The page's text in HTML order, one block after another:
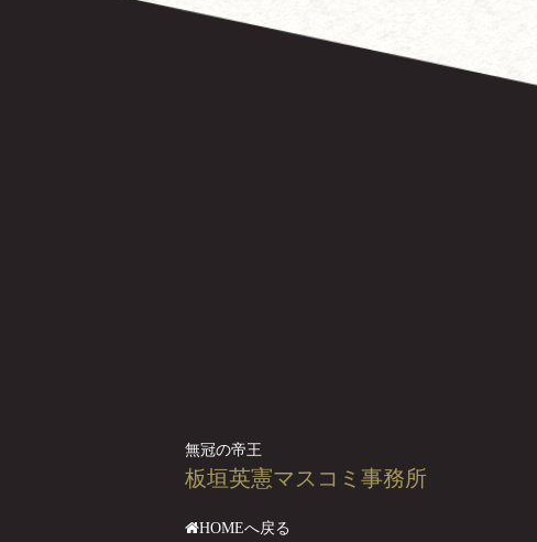
無冠の帝王
板垣英憲マスコミ事務所
HOMEへ戻る